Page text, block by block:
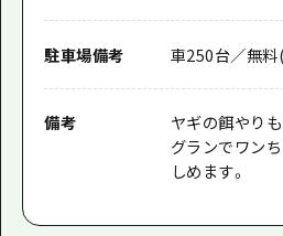
駐車場備考 車250台／無
備考
ヤギの餌やり
グランでワン
しめます。